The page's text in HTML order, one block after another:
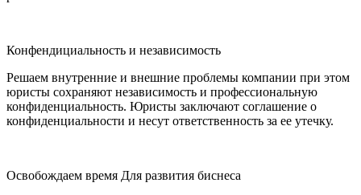
Конфендициальность и независимость
Решаем внутренние и внешние проблемы компании при этом
юристы сохраняют независимость и профессиональную
конфиденциальность. Юристы заключают соглашение о
конфиденциальности и несут ответственность за ее утечку.
Освобождаем время Для развития биснеса